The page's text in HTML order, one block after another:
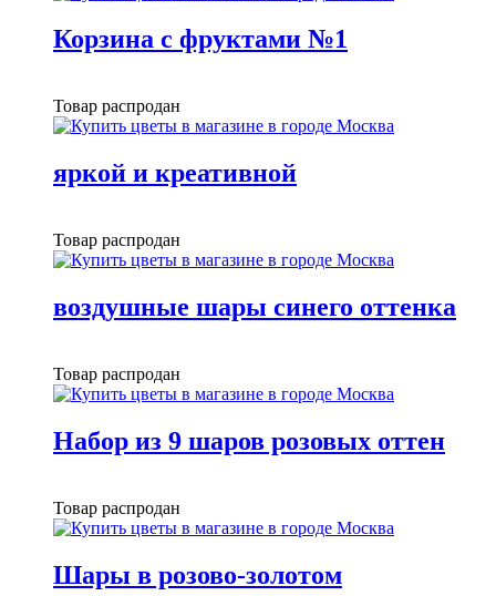
Корзина с фруктами №1
Товар распродан
яркой и креативной
Товар распродан
воздушные шары синего оттенка
Товар распродан
Набор из 9 шаров розовых оттен
Товар распродан
Шары в розово-золотом